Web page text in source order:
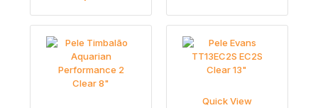
Quick View